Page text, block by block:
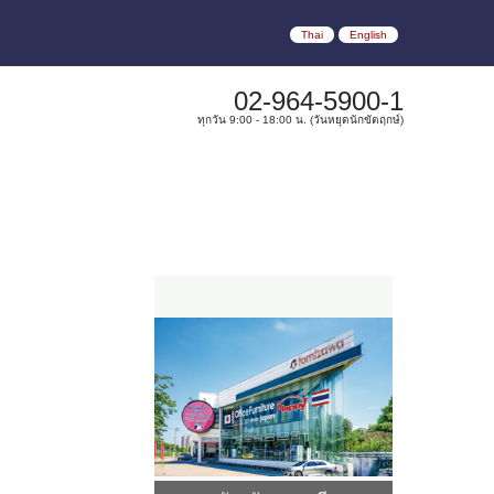
Thai English
02-964-5900-1
ทุกวัน 9:00 - 18:00 น. (วันหยุดนักขัตฤกษ์)